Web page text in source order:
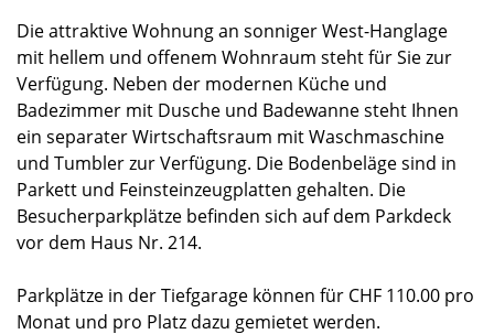
Die attraktive Wohnung an sonniger West-Hanglage
mit hellem und offenem Wohnraum steht für Sie zur
Verfügung. Neben der modernen Küche und
Badezimmer mit Dusche und Badewanne steht Ihnen
ein separater Wirtschaftsraum mit Waschmaschine
und Tumbler zur Verfügung. Die Bodenbeläge sind in
Parkett und Feinsteinzeugplatten gehalten. Die
Besucherparkplätze befinden sich auf dem Parkdeck
vor dem Haus Nr. 214.
Parkplätze in der Tiefgarage können für CHF 110.00 pro
Monat und pro Platz dazu gemietet werden.